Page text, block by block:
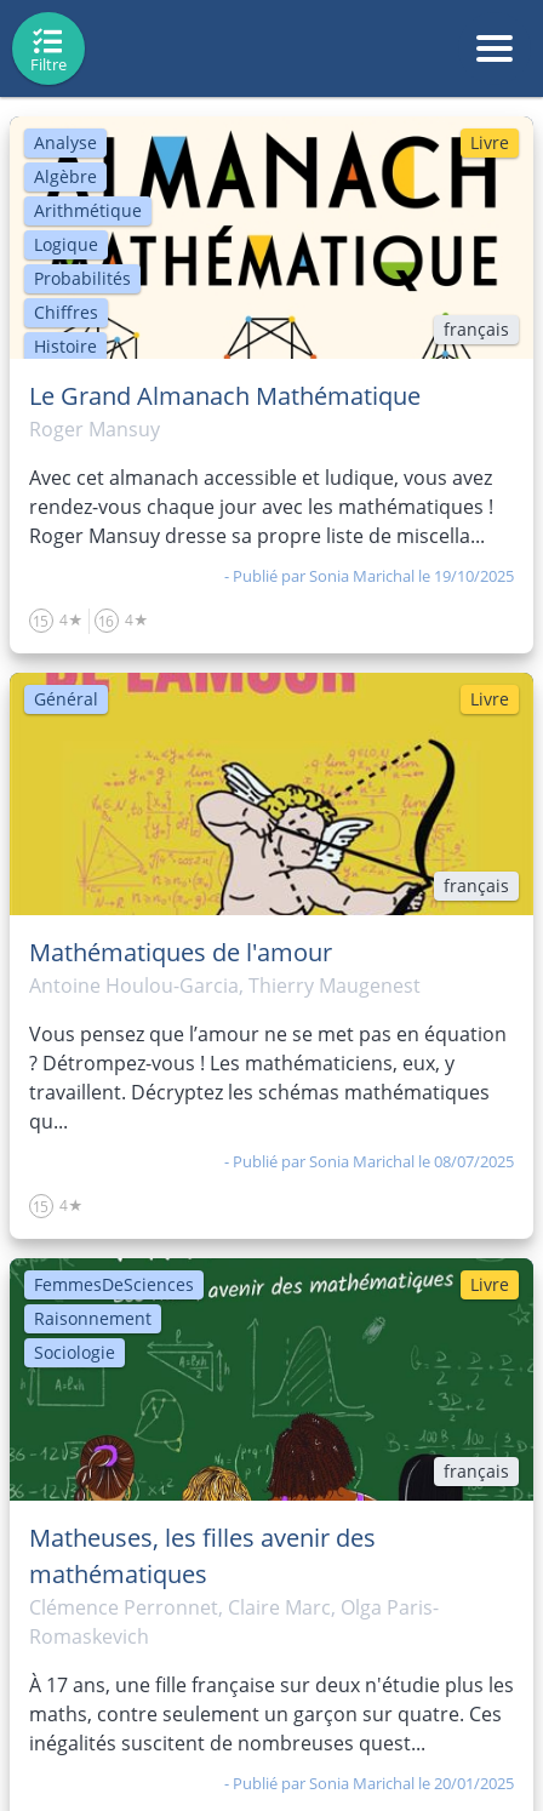
Filtre
Analyse
Algèbre
Arithmétique
Logique
Probabilités
Chiffres
Histoire
Art
calcul mental
Politique
Livre
français
Le Grand Almanach Mathématique
Roger Mansuy
Avec cet almanach accessible et ludique, vous avez
rendez-vous chaque jour avec les mathématiques !
Roger Mansuy dresse sa propre liste de miscella...
- Publié parSonia Marichal le 19/10/2025
15 4★ 16 4★
Général Livre
français
Mathématiques de l'amour
Antoine Houlou-Garcia, Thierry Maugenest
Vous pensez que l’amour ne se met pas en équation
? Détrompez-vous ! Les mathématiciens, eux, y
travaillent. Décryptez les schémas mathématiques
qu...
- Publié parSonia Marichal le 08/07/2025
15 4★
FemmesDeSciences
Raisonnement
Sociologie
Livre
français
Matheuses, les filles avenir des
mathématiques
Clémence Perronnet, Claire Marc, Olga Paris-
Romaskevich
À 17 ans, une fille française sur deux n'étudie plus les
maths, contre seulement un garçon sur quatre. Ces
inégalités suscitent de nombreuses quest...
- Publié parSonia Marichal le 20/01/2025